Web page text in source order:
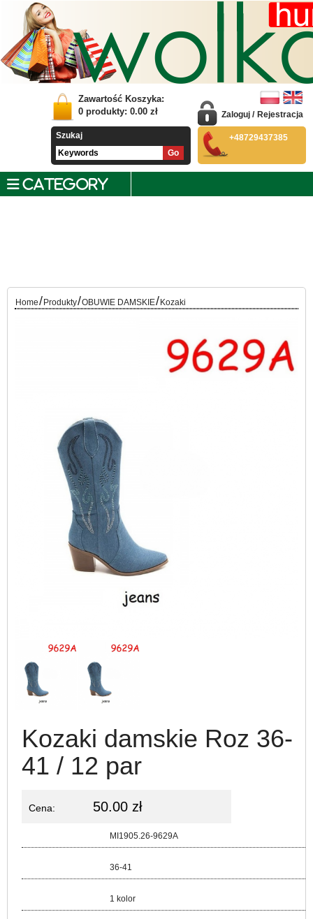
Zawartość Koszyka:
0 produkty: 0.00 zł
Szukaj
Zaloguj / Rejestracja
+48729437385
CATEGORY
Home/ Produkty/OBUWIE DAMSKIE/ Kozaki
Kozaki damskie Roz 36-
41 / 12 par
Cena: 50.00 zł
MI1905.26-9629A
36-41
1 kolor